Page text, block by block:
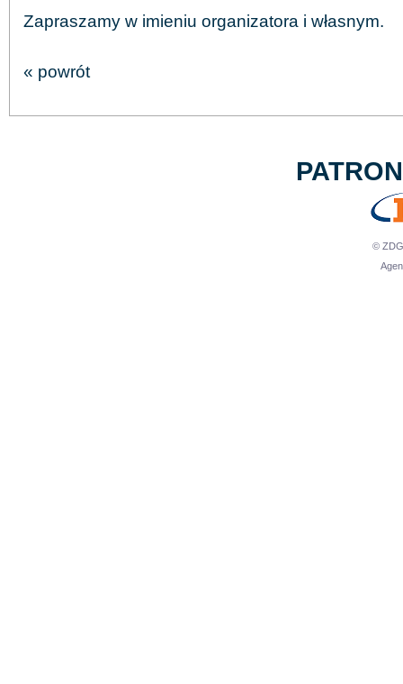
Zapraszamy w imieniu organizatora i własnym.
« powrót
©